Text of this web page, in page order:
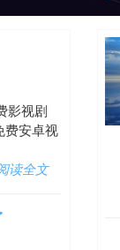
影视剧
安卓视
读全文